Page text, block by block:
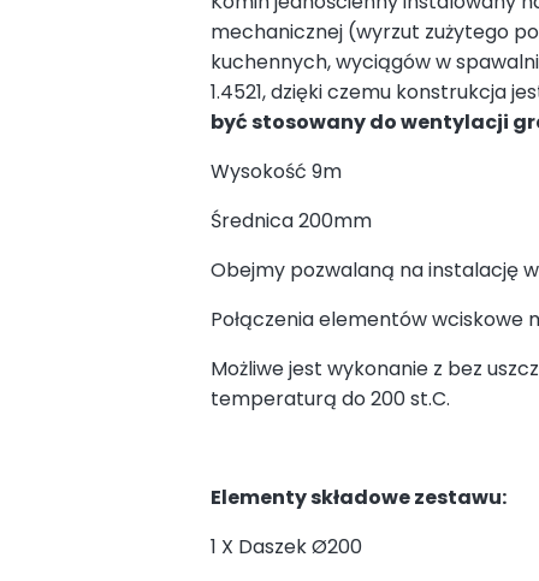
mechanicznej (wyrzut zużytego
kuchennych, wyciągów w
1.4521, dzięki czemu konstrukcja
być stosowany do wentylacji
Wysokość 9m
Średnica 200mm
Obejmy pozwalaną na instalację
Połączenia elementów wciskowe
Możliwe jest wykonanie z bez
temperaturą do 200 st.C.
Elementy składowe zestawu:
1 X Daszek Ø200